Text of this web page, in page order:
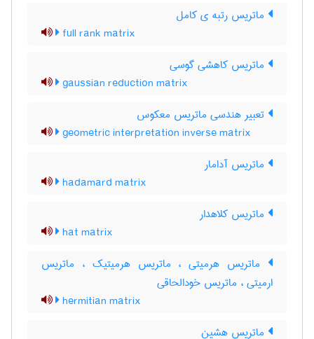
ماتریس رتبه ی کامل
full rank matrix
ماتریس کاهشی گوسی
gaussian reduction matrix
تعبیر هندسی ماتریس معکوس
geometric interpretation inverse matrix
ماتریس آدامار
hadamard matrix
ماتریس کلاهدار
hat matrix
ماتریس هرمیتی ، ماتریس هرمیتیک ، ماتریس
ارمیتی ، ماتریس خودالحاقی
hermitian matrix
ماتریس هشین